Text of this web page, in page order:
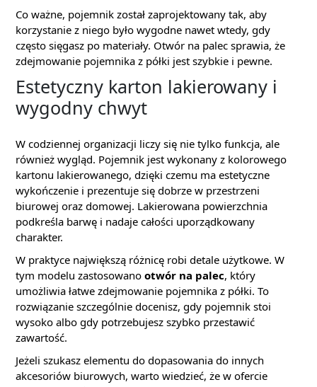
Co ważne, pojemnik został zaprojektowany tak, aby
korzystanie z niego było wygodne nawet wtedy, gdy
często sięgasz po materiały. Otwór na palec sprawia, że
zdejmowanie pojemnika z półki jest szybkie i pewne.
Estetyczny karton lakierowany i
wygodny chwyt
W codziennej organizacji liczy się nie tylko funkcja, ale
również wygląd. Pojemnik jest wykonany z kolorowego
kartonu lakierowanego, dzięki czemu ma estetyczne
wykończenie i prezentuje się dobrze w przestrzeni
biurowej oraz domowej. Lakierowana powierzchnia
podkreśla barwę i nadaje całości uporządkowany
charakter.
W praktyce największą różnicę robi detale użytkowe. W
tym modelu zastosowano otwór na palec, który
umożliwia łatwe zdejmowanie pojemnika z półki. To
rozwiązanie szczególnie docenisz, gdy pojemnik stoi
wysoko albo gdy potrzebujesz szybko przestawić
zawartość.
Jeżeli szukasz elementu do dopasowania do innych
akcesoriów biurowych, warto wiedzieć, że w ofercie